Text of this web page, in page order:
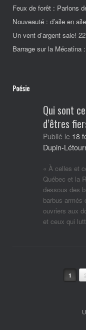
Feux de forêt : Parlons
Nouveauté : d’aile en
Un vent d’argent sale!
Barrage sur la Mécatina
Poésie
Qui sont
d’êtres
Publié le 18
Dupin-
« À celles et
Québec et la
dessous des
barbus armés
ouvriers aux
et ceux qui
1